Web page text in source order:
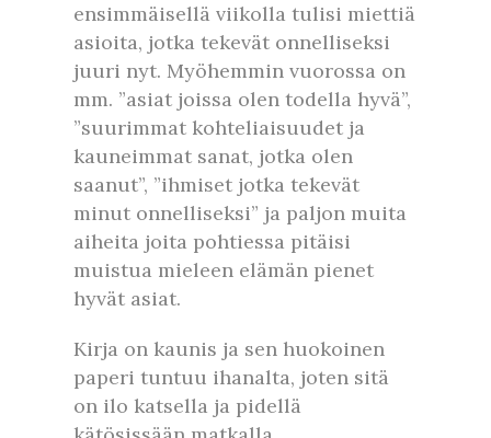
ensimmäisellä viikolla tulisi miettiä
asioita, jotka tekevät onnelliseksi
juuri nyt. Myöhemmin vuorossa on
mm. ”asiat joissa olen todella hyvä”,
”suurimmat kohteliaisuudet ja
kauneimmat sanat, jotka olen
saanut”, ”ihmiset jotka tekevät
minut onnelliseksi” ja paljon muita
aiheita joita pohtiessa pitäisi
muistua mieleen elämän pienet
hyvät asiat.
Kirja on kaunis ja sen huokoinen
paperi tuntuu ihanalta, joten sitä
on ilo katsella ja pidellä